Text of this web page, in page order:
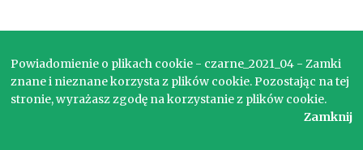
Powiadomienie o plikach cookie - czarne_2021_04 - Zamki
znane i nieznane korzysta z plików cookie. Pozostając na tej
stronie, wyrażasz zgodę na korzystanie z plików cookie.
Zamknij